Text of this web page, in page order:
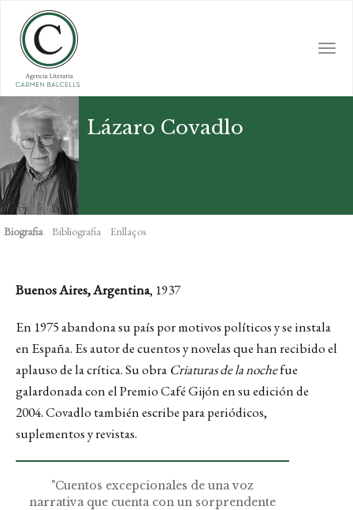
main
content
Lázaro Covadlo
Biografia Bibliografia Enllaços
Buenos Aires, Argentina, 1937
En 1975 abandona su país por motivos políticos y se instala
en España. Es autor de cuentos y novelas que han recibido el
aplauso de la crítica. Su obra Criaturas de la nochefue
galardonada con el Premio Café Gijón en su edición de
2004. Covadlo también escribe para periódicos,
suplementos y revistas.
"Cuentos excepcionales de una voz
narrativa que cuenta con un sorprendente